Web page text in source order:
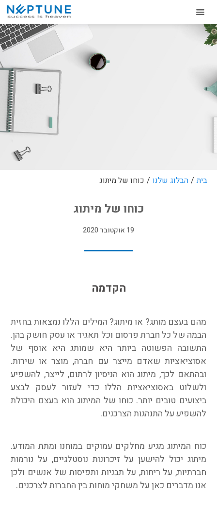
בית / הבלוג שלנו / כוחו של מיתוג
כוחו של מיתוג
19 אוקטובר 2020
הקדמה
מהם בעצם מותג? או מיתוג? המילים הללו נמצאות בחזית
הבמה של כל חברת פרסום וכל תאגיד או עסק חושק בהן.
התשובה הפשוטה ביותר היא שמותג היא אוסף של
אסוציאציות שאדם מייצר עם חברה, מוצר או שירות.
ובהתאם לכך, מיתוג הוא הניסיון לרתום, לייצר, להשפיע
ולשלוט באסוציאציות הללו כדי לעזור לעסק לבצע
ביצועים טובים יותר. כוחו של המיתוג הוא בעצם היכולת
להשפיע על התנהגות הצרכנים.
כוח המיתוג מגיע מחלקים עמוקים במוחנו ומתת המודע.
מיתוג יכול להישען על זיכרונות נוסטלגיים, על נורמות
חברתיות, על ריחות, על תבניות ותפיסות של אנשים ולכן
אנו מדברים כאן על משחקי מוחות בין החברות לצרכנים.